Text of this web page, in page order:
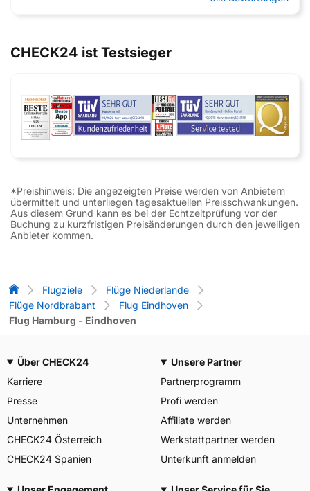
CHECK24 ist Testsieger
*Preishinweis: Die angezeigten Preise werden von Anbietern
übermittelt und unterliegen tagesaktuellen Preisschwankungen.
Aus diesem Grund kann es bei der Echtzeitprüfung vor der
Buchung zu kurzfristigen Preisänderungen durch den jeweiligen
Anbieter kommen.
Flug-Vergleich
Flugziele
Flüge Niederlande
Flüge Nordbrabant
Flug Eindhoven
Flug Hamburg - Eindhoven
Über CHECK24
Karriere
Presse
Unternehmen
CHECK24 Österreich
CHECK24 Spanien
Unsere Partner
Partnerprogramm
Profi werden
Affiliate werden
Werkstattpartner werden
Unterkunft anmelden